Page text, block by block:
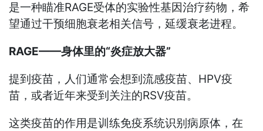
是一种瞄准RAGE受体的实验性基因治疗药物，希
望通过干预细胞衰老相关信号，延缓衰老进程。
RAGE——身体里的“炎症放大器”
提到疫苗，人们通常会想到流感疫苗、HPV疫
苗，或者近年来受到关注的RSV疫苗。
这类疫苗的作用是训练免疫系统识别病原体，在